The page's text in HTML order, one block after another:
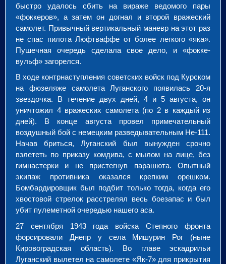
быстро удалось сбить на вираже ведомого пары
«фоккеров», а затем он догнал и второй вражеский
самолет. Привычный вертикальный маневр на этот раз
не спас пилота Люфтваффе от более легкого «яка».
Пушечная очередь сделала свое дело, и «фокке-
вульф» загорелся.
В ходе контрнаступления советских войск под Курском
на фюзеляже самолета Луганского появилась 20-я
звездочка. В течение двух дней, 4 и 5 августа, он
уничтожил 4 вражеских самолета (по 2 в каждый из
дней). В конце августа провел примечательный
воздушный бой с немецким разведывательным Не-111.
Начав бриться, Луганский был вынужден срочно
взлететь по приказу комдива, с мылом на лице, без
гимнастерки и не пристегнув парашюта. Опытный
экипаж противника оказался крепким орешком.
Бомбардировщик был подбит только тогда, когда его
хвостовой стрелок расстрелял весь боезапас и был
убит пулеметной очередью нашего аса.
27 сентября 1943 года войска Степного фронта
форсировали Днепр у села Мишурин Рог (ныне
Кировоградская область). Во главе эскадрильи
Луганский вылетел на самолете «Як-7» для прикрытия